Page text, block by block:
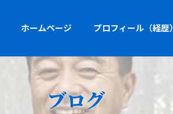
ホームページ プロフィール（経歴）
ブログ